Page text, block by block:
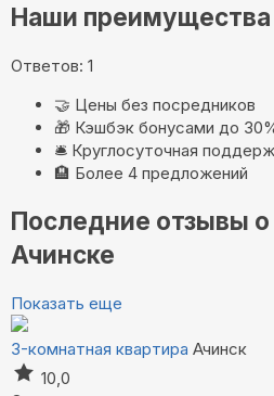
Наши преимущества
Ответов: 1
🤝 Цены без посредников
🎁 Кэшбэк бонусами до
🛎️ Круглосуточная
🏨 Более 4 предложений
Последние отзывы о
Ачинске
Показать еще
3-комнатная квартира Ачинск
10,0